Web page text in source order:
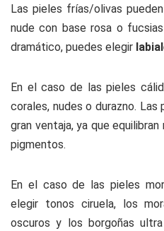
Las pieles frías/olivas
nude con base rosa o
dramático, puedes elegir
En el caso de las pieles
corales, nudes o durazno.
gran ventaja, ya que
pigmentos.
En el caso de las pieles
elegir tonos ciruela, los
oscuros y los borgoñas